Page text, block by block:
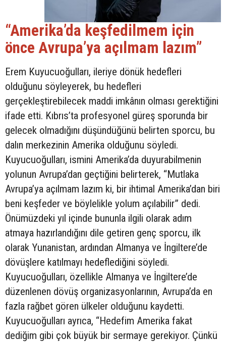
“Amerika’da keşfedilmem için
önce Avrupa’ya açılmam lazım”
Erem Kuyucuoğulları, ileriye dönük hedefleri
olduğunu söyleyerek, bu hedefleri
gerçekleştirebilecek maddi imkânın olması gerektiğini
ifade etti. Kıbrıs’ta profesyonel güreş sporunda bir
gelecek olmadığını düşündüğünü belirten sporcu, bu
dalın merkezinin Amerika olduğunu söyledi.
Kuyucuoğulları, ismini Amerika’da duyurabilmenin
yolunun Avrupa’dan geçtiğini belirterek, “Mutlaka
Avrupa’ya açılmam lazım ki, bir ihtimal Amerika’dan biri
beni keşfeder ve böylelikle yolum açılabilir” dedi.
Önümüzdeki yıl içinde bununla ilgili olarak adım
atmaya hazırlandığını dile getiren genç sporcu, ilk
olarak Yunanistan, ardından Almanya ve İngiltere’de
dövüşlere katılmayı hedeflediğini söyledi.
Kuyucuoğulları, özellikle Almanya ve İngiltere’de
düzenlenen dövüş organizasyonlarının, Avrupa’da en
fazla rağbet gören ülkeler olduğunu kaydetti.
Kuyucuoğulları ayrıca, “Hedefim Amerika fakat
dediğim gibi çok büyük bir sermaye gerekiyor. Çünkü